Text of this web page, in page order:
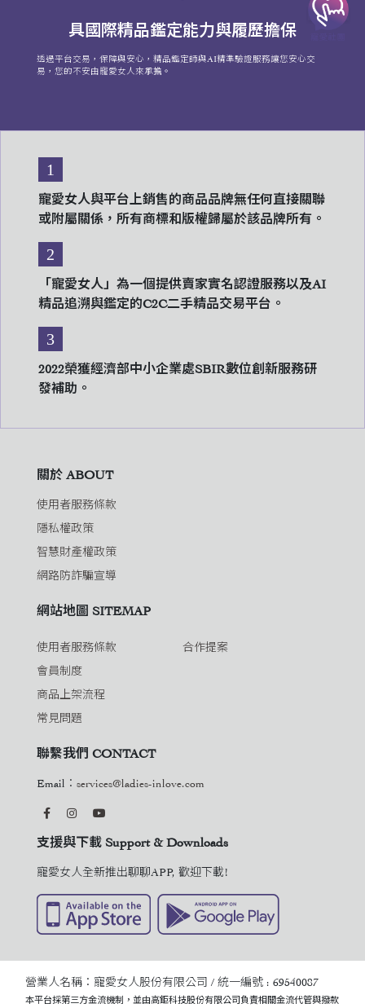
具國際精品鑑定能力與履歷擔保
透過平台交易，保障與安心，精品鑑定師與AI精準驗證服務讓您安心交
易，您的不安由寵愛女人來承擔。
1
寵愛女人與平台上銷售的商品品牌無任何直接關聯
或附屬關係，所有商標和版權歸屬於該品牌所有。
2
「寵愛女人」為一個提供賣家實名認證服務以及AI
精品追溯與鑑定的C2C二手精品交易平台。
3
2022榮獲經濟部中小企業處SBIR數位創新服務研
發補助。
關於 ABOUT
使用者服務條款
隱私權政策
智慧財產權政策
網路防詐騙宣導
網站地圖 SITEMAP
使用者服務條款
會員制度
商品上架流程
常見問題
合作提案
聯繫我們 CONTACT
Email： services@ladies-inlove.com
支援與下載 Support & Downloads
寵愛女人全新推出聊聊APP, 歡迎下載!
營業人名稱：寵愛女人股份有限公司 / 統一編號 : 69540087
本平台採第三方金流機制，並由高鉅科技股份有限公司負責相關金流代管與撥款